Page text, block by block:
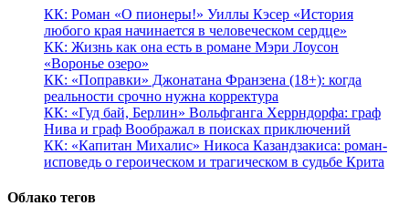
КК: Роман «О пионеры!» Уиллы Кэсер «История
любого края начинается в человеческом сердце»
КК: Жизнь как она есть в романе Мэри Лоусон
«Воронье озеро»
КК: «Поправки» Джонатана Франзена (18+): когда
реальности срочно нужна корректура
КК: «Гуд бай, Берлин» Вольфганга Херрндорфа: граф
Нива и граф Воображал в поисках приключений
КК: «Капитан Михалис» Никоса Казандзакиса: роман-
исповедь о героическом и трагическом в судьбе Крита
Облако тегов